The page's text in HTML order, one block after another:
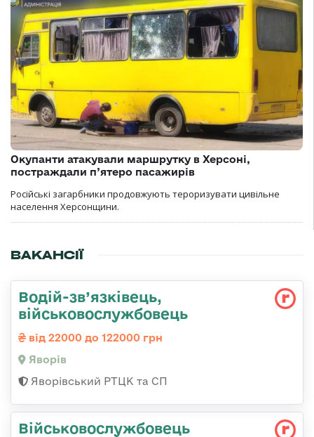
Окупанти атакували маршрутку в Херсоні,
постраждали п’ятеро пасажирів
Російські загарбники продовжують тероризувати цивільне
населення Херсонщини.
ВАКАНСІЇ
Водій-зв’язківець,
військовослужбовець
від 22000 до 122000 грн
Яворів
Яворівський РТЦК та СП
Військовослужбовець